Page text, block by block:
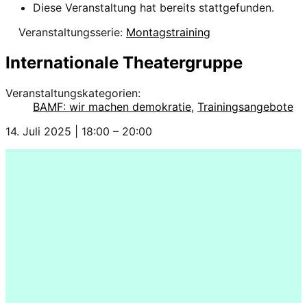
Diese Veranstaltung hat bereits stattgefunden.
Veranstaltungsserie: Montagstraining
Internationale Theatergruppe
Veranstaltungskategorien:
BAMF: wir machen demokratie, Trainingsangebote
14. Juli 2025
18:00 – 20:00